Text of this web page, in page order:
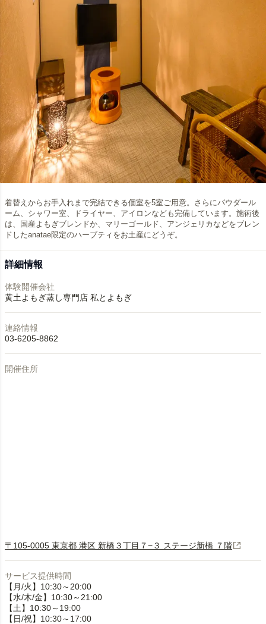
着替えからお手入れまで完結できる個室を5室ご用意。さらにパウダール
ーム、シャワー室、ドライヤー、アイロンなども完備しています。施術後
は、国産よもぎブレンドか、マリーゴールド、アンジェリカなどをブレン
ドしたanatae限定のハーブティをお土産にどうぞ。
詳細情報
体験開催会社
黄土よもぎ蒸し専門店 私とよもぎ
連絡情報
03-6205-8862
開催住所
〒105-0005 東京都 港区 新橋３丁目７−３ ステージ新橋 ７階
サービス提供時間
【月/火】10:30～20:00
【水/木/金】10:30～21:00
【土】10:30～19:00
【日/祝】10:30～17:00